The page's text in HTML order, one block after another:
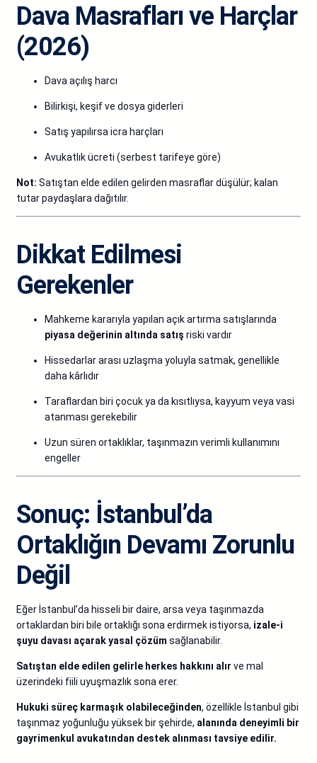
Dava Masrafları ve Harçlar
(2026)
Dava açılış harcı
Bilirkişi, keşif ve dosya giderleri
Satış yapılırsa icra harçları
Avukatlık ücreti (serbest tarifeye göre)
Not: Satıştan elde edilen gelirden masraflar düşülür; kalan
tutar paydaşlara dağıtılır.
Dikkat Edilmesi
Gerekenler
Mahkeme kararıyla yapılan açık artırma satışlarında
piyasa değerinin altında satış riski vardır
Hissedarlar arası uzlaşma yoluyla satmak, genellikle
daha kârlıdır
Taraflardan biri çocuk ya da kısıtlıysa, kayyum veya vasi
atanması gerekebilir
Uzun süren ortaklıklar, taşınmazın verimli kullanımını
engeller
Sonuç: İstanbul’da
Ortaklığın Devamı Zorunlu
Değil
Eğer İstanbul’da hisseli bir daire, arsa veya taşınmazda
ortaklardan biri bile ortaklığı sona erdirmek istiyorsa, izale-i
şuyu davası açarak yasal çözüm sağlanabilir.
Satıştan elde edilen gelirle herkes hakkını alır ve mal
üzerindeki fiili uyuşmazlık sona erer.
Hukuki süreç karmaşık olabileceğinden, özellikle İstanbul gibi
taşınmaz yoğunluğu yüksek bir şehirde, alanında deneyimli bir
gayrimenkul avukatından destek alınması tavsiye edilir.